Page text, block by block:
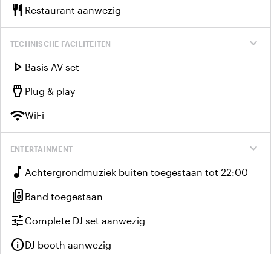
restaurant Restaurant aanwezig
expand_more
TECHNISCHE FACILITEITEN
play_arrow Basis AV-set
settings_input_hdmi Plug & play
wifiWiFi
expand_more
ENTERTAINMENT
music_note Achtergrondmuziek buiten toegestaan tot 22:00
speaker_group Band toegestaan
tuneComplete DJ set aanwezig
infoDJ booth aanwezig